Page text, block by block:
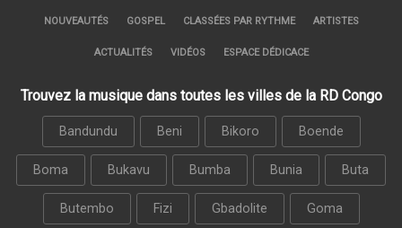
NOUVEAUTÉS GOSPEL CLASSÉES PAR RYTHME ARTISTES
ACTUALITÉS VIDÉOS ESPACE DÉDICACE
Trouvez la musique dans toutes les villes de la RD Congo
Bandundu Beni Bikoro Boende
Boma Bukavu Bumba Bunia Buta
Butembo Fizi Gbadolite Goma